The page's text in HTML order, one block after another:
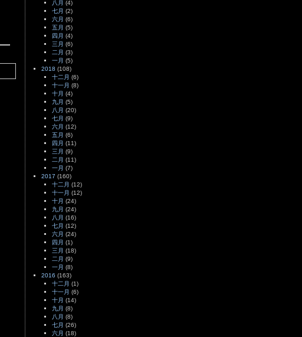
八月 (4)
七月 (2)
六月 (6)
五月 (5)
四月 (4)
三月 (6)
二月 (3)
一月 (5)
2018 (108)
十二月 (6)
十一月 (8)
十月 (4)
九月 (5)
八月 (20)
七月 (9)
六月 (12)
五月 (6)
四月 (11)
三月 (9)
二月 (11)
一月 (7)
2017 (160)
十二月 (12)
十一月 (12)
十月 (24)
九月 (24)
八月 (16)
七月 (12)
六月 (24)
四月 (1)
三月 (18)
二月 (9)
一月 (8)
2016 (163)
十二月 (1)
十一月 (6)
十月 (14)
九月 (8)
八月 (8)
七月 (26)
六月 (18)